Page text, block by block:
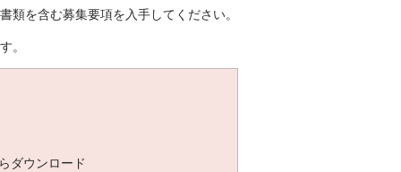
を含む募集要項を入手してください。
。
ダウンロード